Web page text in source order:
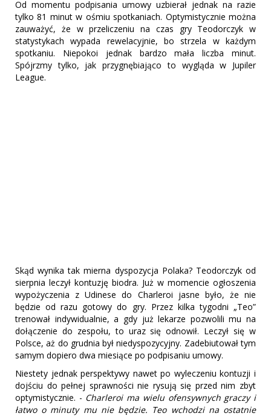
Od momentu podpisania umowy uzbierał jednak na razie
tylko 81 minut w ośmiu spotkaniach. Optymistycznie można
zauważyć, że w przeliczeniu na czas gry Teodorczyk w
statystykach wypada rewelacyjnie, bo strzela w każdym
spotkaniu. Niepokoi jednak bardzo mała liczba minut.
Spójrzmy tylko, jak przygnębiająco to wygląda w Jupiler
League.
Skąd wynika tak mierna dyspozycja Polaka? Teodorczyk od
sierpnia leczył kontuzję biodra. Już w momencie ogłoszenia
wypożyczenia z Udinese do Charleroi jasne było, że nie
będzie od razu gotowy do gry. Przez kilka tygodni „Teo”
trenował indywidualnie, a gdy już lekarze pozwolili mu na
dołączenie do zespołu, to uraz się odnowił. Leczył się w
Polsce, aż do grudnia był niedyspozycyjny. Zadebiutował tym
samym dopiero dwa miesiące po podpisaniu umowy.
Niestety jednak perspektywy nawet po wyleczeniu kontuzji i
dojściu do pełnej sprawności nie rysują się przed nim zbyt
optymistycznie. - Charleroi ma wielu ofensywnych graczy i
łatwo o minuty mu nie będzie. Teo wchodzi na ostatnie